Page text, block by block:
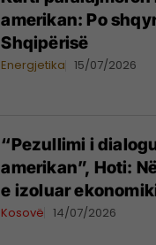
amerikan: Po
Shqipërisë
Energjetika 15/07/2026
“Pezullimi i
amerikan”, Hoti:
e izoluar
Kosovë 14/07/2026